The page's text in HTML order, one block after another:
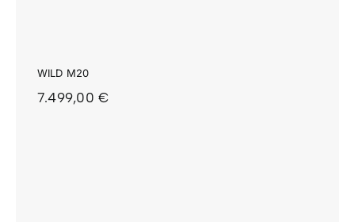
WILD M20
7.499,00€